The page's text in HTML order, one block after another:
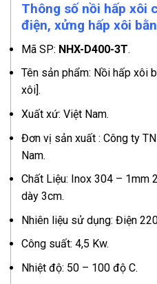
Thông số nồi hấp xôi
điện, xửng hấp xôi
Mã SP: NHX-D400-3T.
Tên sản phẩm: Nồi hấp xôi
xôi].
Xuất xứ: Việt Nam.
Đơn vị sản xuất : Công ty
Nam.
Chất Liệu: Inox 304 – 1mm
dày 3cm.
Nhiên liệu sử dụng: Điện
Công suất: 4,5 Kw.
Nhiệt độ: 50 – 100 độ C.